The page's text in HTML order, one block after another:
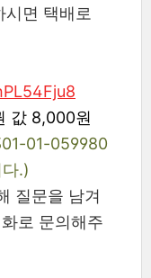
면 택배로
값 8,000원
01-059980
.)
질문을 남겨
로 문의해주